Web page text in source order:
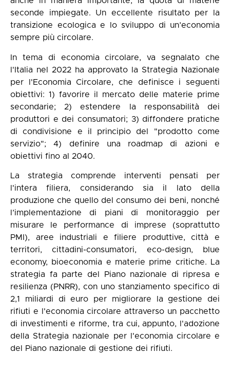
seconde impiegate. Un eccellente risultato per la
transizione ecologica e lo sviluppo di un’economia
sempre più circolare.
In tema di economia circolare, va segnalato che
l'Italia nel 2022 ha approvato la Strategia Nazionale
per l'Economia Circolare, che definisce i seguenti
obiettivi: 1) favorire il mercato delle materie prime
secondarie; 2) estendere la responsabilità dei
produttori e dei consumatori; 3) diffondere pratiche
di condivisione e il principio del "prodotto come
servizio"; 4) definire una roadmap di azioni e
obiettivi fino al 2040.
La strategia comprende interventi pensati per
l'intera filiera, considerando sia il lato della
produzione che quello del consumo dei beni, nonché
l’implementazione di piani di monitoraggio per
misurare le performance di imprese (soprattutto
PMI), aree industriali e filiere produttive, città e
territori, cittadini-consumatori, eco-design, blue
economy, bioeconomia e materie prime critiche. La
strategia fa parte del Piano nazionale di ripresa e
resilienza (PNRR), con uno stanziamento specifico di
2,1 miliardi di euro per migliorare la gestione dei
rifiuti e l'economia circolare attraverso un pacchetto
di investimenti e riforme, tra cui, appunto, l'adozione
della Strategia nazionale per l'economia circolare e
del Piano nazionale di gestione dei rifiuti.